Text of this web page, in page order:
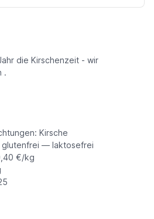
die Kirschenzeit - wir
.
Kirsche
glutenfrei — laktosefrei
€/kg